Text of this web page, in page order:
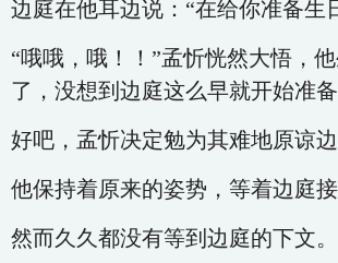
边庭在他耳边说：“在给你准备生
“哦哦，哦！！”孟忻恍然大悟，
了，没想到边庭这么早就开始准备
好吧，孟忻决定勉为其难地原谅边
他保持着原来的姿势，等着边庭接
然而久久都没有等到边庭的下文。